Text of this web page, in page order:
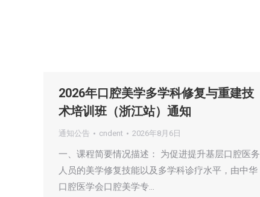
2026年口腔美学多学科修复与重建技
术培训班（浙江站）通知
通知公告 cndent 2026年8月6日
一、课程简要情况描述： 为促进提升基层口腔医务
人员的美学修复技能以及多学科诊疗水平，由中华
口腔医学会口腔美学专…